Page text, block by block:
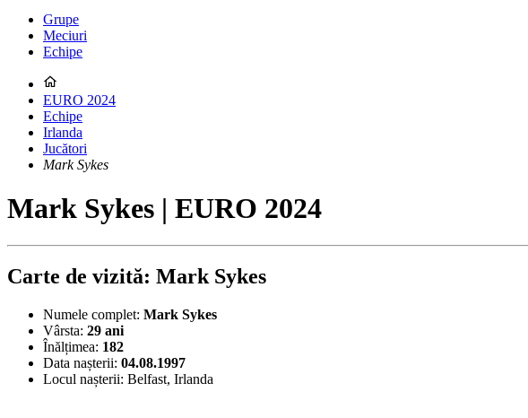
Grupe
Meciuri
Echipe
EURO 2024
Echipe
Irlanda
Jucători
Mark Sykes
Mark Sykes | EURO 2024
Carte de vizită: Mark Sykes
Numele complet: Mark Sykes
Vârsta: 29 ani
Înălțimea: 182
Data nașterii: 04.08.1997
Locul nașterii: Belfast, Irlanda